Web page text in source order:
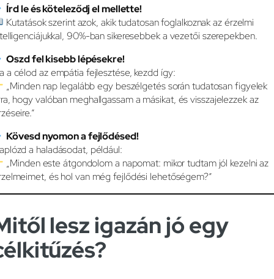
Írd le és köteleződj el mellette!
Kutatások szerint azok, akik tudatosan foglalkoznak az érzelmi
90%-ban sikeresebbek a vezetői szerepekben.
Oszd fel kisebb lépésekre!
a célod az empátia fejlesztése, kezdd így:
„Minden nap legalább egy beszélgetés során tudatosan figyelek
hogy valóban meghallgassam a másikat, és visszajelezzek az
Kövesd nyomon a fejlődésed!
a haladásodat, például:
„Minden este átgondolom a napomat: mikor tudtam jól kezelni az
és hol van még fejlődési lehetőségem?”
lesz igazán jó egy